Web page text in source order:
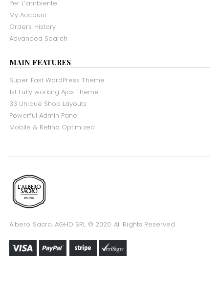
Per L’ambiente
My Account
Orders History
Advanced Search
MAIN FEATURES
Super Fast WordPress Theme
1st Fully working Ajax Theme
33 Unique Shop Layouts
Powerful Admin Panel
Mobile & Retina Optimized
Albero Sacro, AGHD SRL © 2020. All Rights Reserved